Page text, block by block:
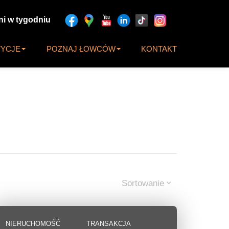
POZNAJ ŁOWCÓW KONTAKT
w tygodniu
Sortowanie
NIERUCHOMOŚĆ TRANSAKCJA